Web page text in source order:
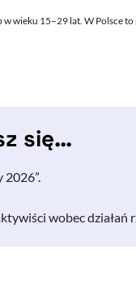
wieku 15–29 lat. W Polsce
się…
wobec działań